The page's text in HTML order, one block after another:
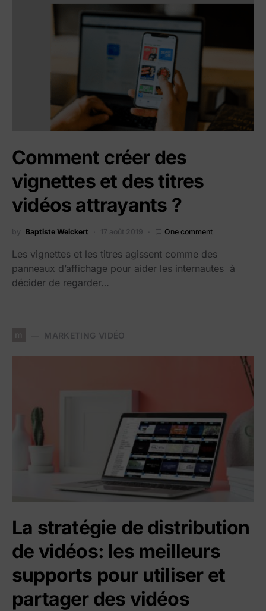
Comment créer des
vignettes et des titres
vidéos attrayants ?
by Baptiste Weickert 17 août 2019 One comment
Les vignettes et les titres agissent comme des
panneaux d’affichage pour aider les internautes à
décider de regarder…
MARKETING VIDÉO
La stratégie de distribution
de vidéos: les meilleurs
supports pour utiliser et
partager des vidéos